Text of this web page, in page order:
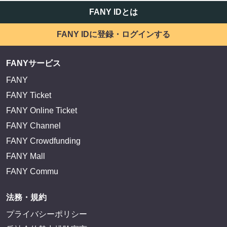
FANY IDとは
FANY IDに登録・ログインする
FANYサービス
FANY
FANY Ticket
FANY Online Ticket
FANY Channel
FANY Crowdfunding
FANY Mall
FANY Commu
法務・規約
プライバシーポリシー